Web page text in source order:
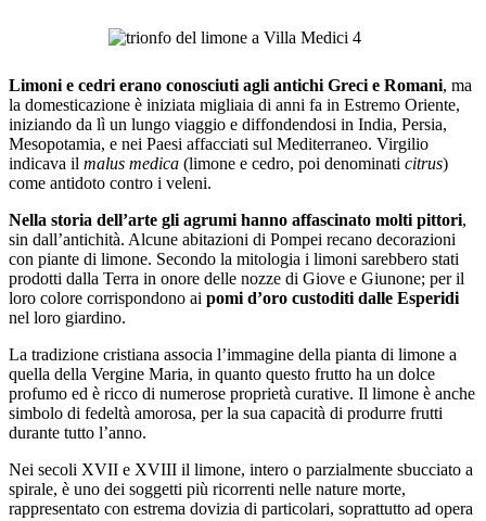
Limoni e cedri erano conosciuti agli antichi Greci e Romani, ma
la domesticazione è iniziata migliaia di anni fa in Estremo Oriente,
iniziando da lì un lungo viaggio e diffondendosi in India, Persia,
Mesopotamia, e nei Paesi affacciati sul Mediterraneo. Virgilio
indicava il malus medica (limone e cedro, poi denominati citrus)
come antidoto contro i veleni.
Nella storia dell’arte gli agrumi hanno affascinato molti pittori,
sin dall’antichità. Alcune abitazioni di Pompei recano decorazioni
con piante di limone. Secondo la mitologia i limoni sarebbero stati
prodotti dalla Terra in onore delle nozze di Giove e Giunone; per il
loro colore corrispondono ai pomi d’oro custoditi dalle Esperidi
nel loro giardino.
La tradizione cristiana associa l’immagine della pianta di limone a
quella della Vergine Maria, in quanto questo frutto ha un dolce
profumo ed è ricco di numerose proprietà curative. Il limone è anche
simbolo di fedeltà amorosa, per la sua capacità di produrre frutti
durante tutto l’anno.
Nei secoli XVII e XVIII il limone, intero o parzialmente sbucciato a
spirale, è uno dei soggetti più ricorrenti nelle nature morte,
rappresentato con estrema dovizia di particolari, soprattutto ad opera